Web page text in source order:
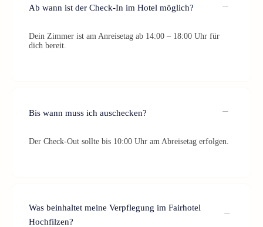
Ab wann ist der Check-In im Hotel möglich?
Dein Zimmer ist am Anreisetag ab 14:00 – 18:00 Uhr für
dich bereit.
Bis wann muss ich auschecken?
Der Check-Out sollte bis 10:00 Uhr am Abreisetag erfolgen.
Was beinhaltet meine Verpflegung im Fairhotel
Hochfilzen?